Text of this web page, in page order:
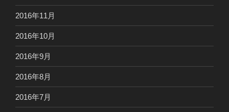
2016年11月
2016年10月
2016年9月
2016年8月
2016年7月